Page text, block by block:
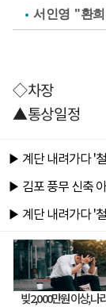
서인영 "환
◇차장
▲통상일정